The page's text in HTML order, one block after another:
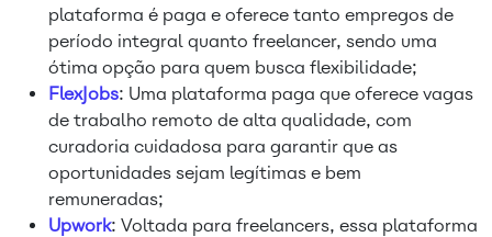
plataforma é paga e oferece tanto empregos de
período integral quanto freelancer, sendo uma
ótima opção para quem busca flexibilidade;
FlexJobs: Uma plataforma paga que oferece vagas
de trabalho remoto de alta qualidade, com
curadoria cuidadosa para garantir que as
oportunidades sejam legítimas e bem
remuneradas;
Upwork: Voltada para freelancers, essa plataforma